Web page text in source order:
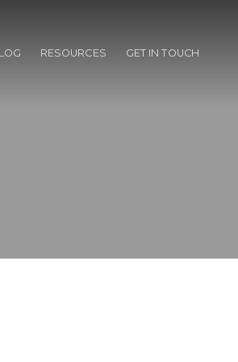
RESOURCES GET IN TOUCH